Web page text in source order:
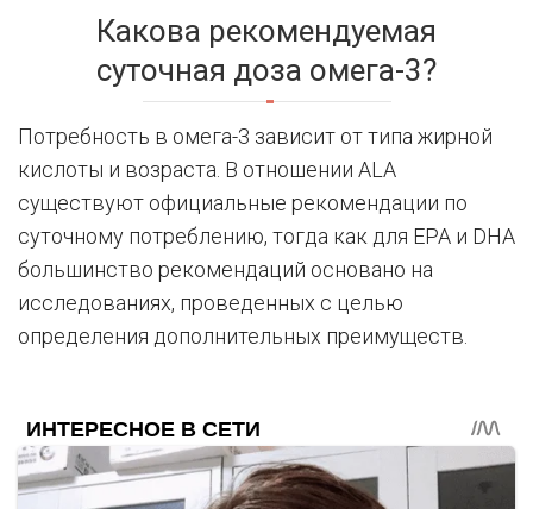
Какова рекомендуемая
суточная доза омега-3?
Потребность в омега-3 зависит от типа жирной
кислоты и возраста. В отношении ALA
существуют официальные рекомендации по
суточному потреблению, тогда как для EPA и DHA
большинство рекомендаций основано на
исследованиях, проведенных с целью
определения дополнительных преимуществ.